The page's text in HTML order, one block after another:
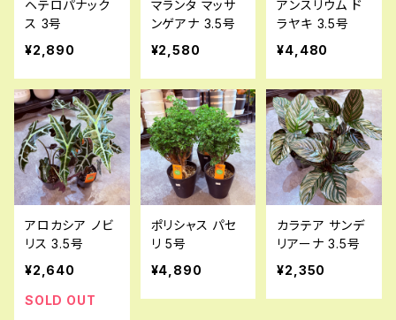
ヘテロパナック
ス 3号
¥2,890
マランタ マッサ
ンゲアナ 3.5号
¥2,580
アンスリウム ド
ラヤキ 3.5号
¥4,480
アロカシア ノビ
リス 3.5号
¥2,640
SOLD OUT
ポリシャス パセ
リ 5号
¥4,890
カラテア サンデ
リアーナ 3.5号
¥2,350